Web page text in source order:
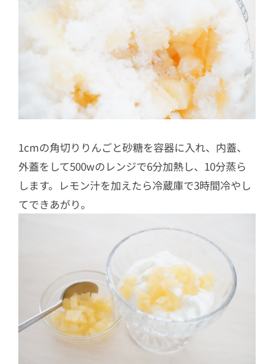
1cmの角切りりんごと砂糖を容器に入れ、内蓋、
外蓋をして500wのレンジで6分加熱し、10分蒸ら
します。レモン汁を加えたら冷蔵庫で3時間冷やし
てできあがり。